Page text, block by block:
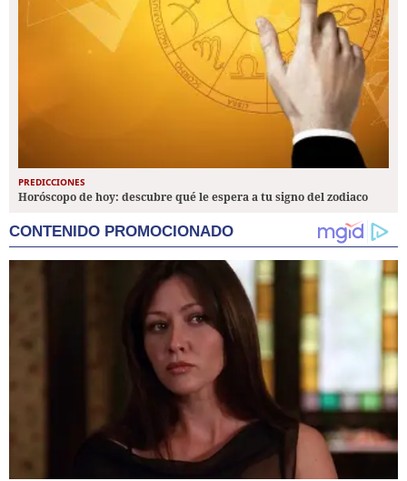
PREDICCIONES
Horóscopo de hoy: descubre qué le espera a tu signo del zodiaco
CONTENIDO PROMOCIONADO